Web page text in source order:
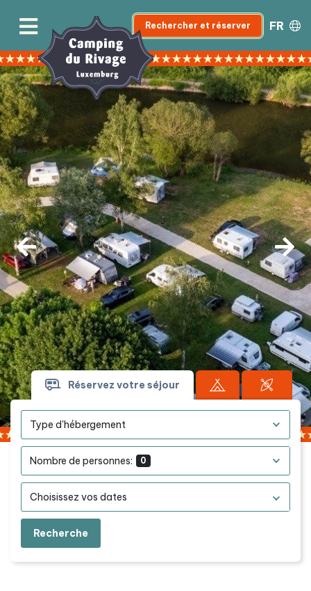
Rechercher et réserver FR
Réservez votre séjour
Type d'hébergement
Nombre de personnes: 0
Recherche